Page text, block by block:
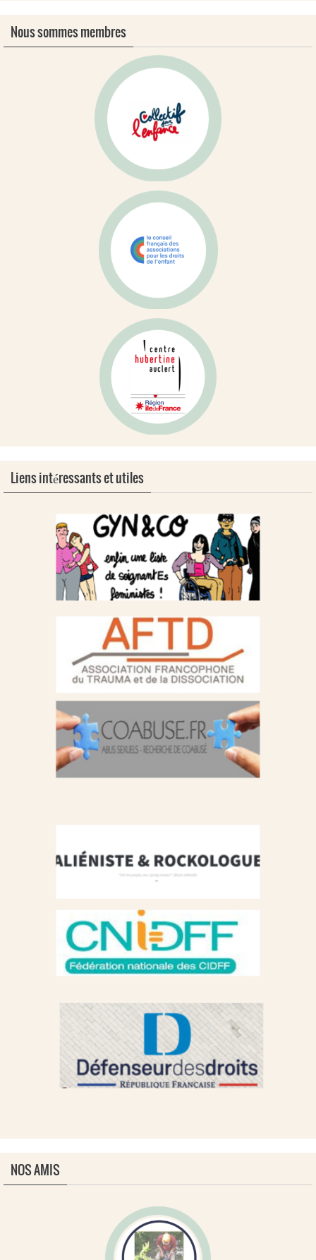
Nous sommes membres
Liens intéressants et utiles
NOS AMIS